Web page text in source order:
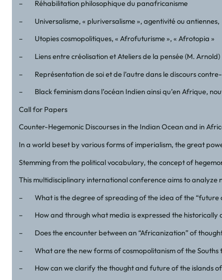
– Réhabilitation philosophique du panafricanisme
– Universalisme, « pluriversalisme », agentivité ou antiennes,
– Utopies cosmopolitiques, « Afrofuturisme », « Afrotopia »
– Liens entre créolisation et Ateliers de la pensée (M. Arnold)
– Représentation de soi et de l’autre dans le discours
– Black feminism dans l’océan Indien ainsi qu’en Afrique,
Call for Papers
Counter-Hegemonic Discourses in the Indian Ocean and in
In a world beset by various forms of imperialism, the great
Stemming from the political vocabulary, the concept of
This multidisciplinary international conference aims to analyze
– What is the degree of spreading of the idea of the “future
– How and through what media is expressed the historically
– Does the encounter between an “Africanization” of
– What are the new forms of cosmopolitanism of the Souths
– How can we clarify the thought and future of the islands of